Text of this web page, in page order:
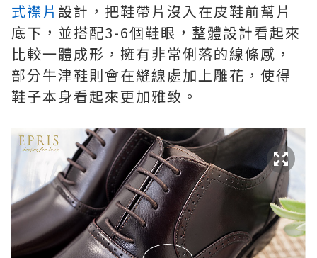
式襟片 設計，把鞋帶片沒入在皮鞋前幫片
底下，並搭配3-6個鞋眼，整體設計看起來
比較一體成形，擁有非常俐落的線條感，
部分牛津鞋則會在縫線處加上雕花，使得
鞋子本身看起來更加雅致。